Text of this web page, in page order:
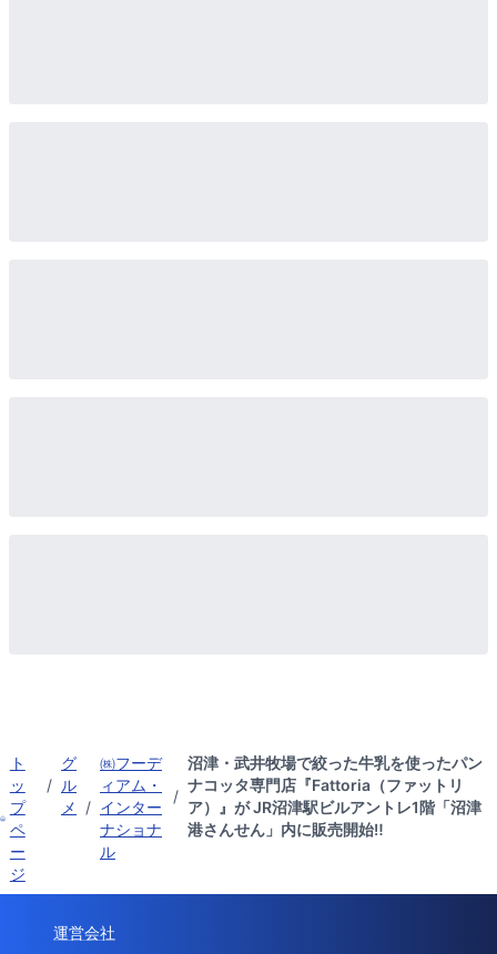
ト
ッ
プ
ペ
ー
ジ
/
グ
ル
メ
/
㈱フーデ
ィアム・
インター
ナショナ
ル
/
沼津・武井牧場で絞った牛乳を使ったパン
ナコッタ専門店『Fattoria（ファットリ
ア）』が JR沼津駅ビルアントレ1階「沼津
港さんせん」内に販売開始‼
運営会社